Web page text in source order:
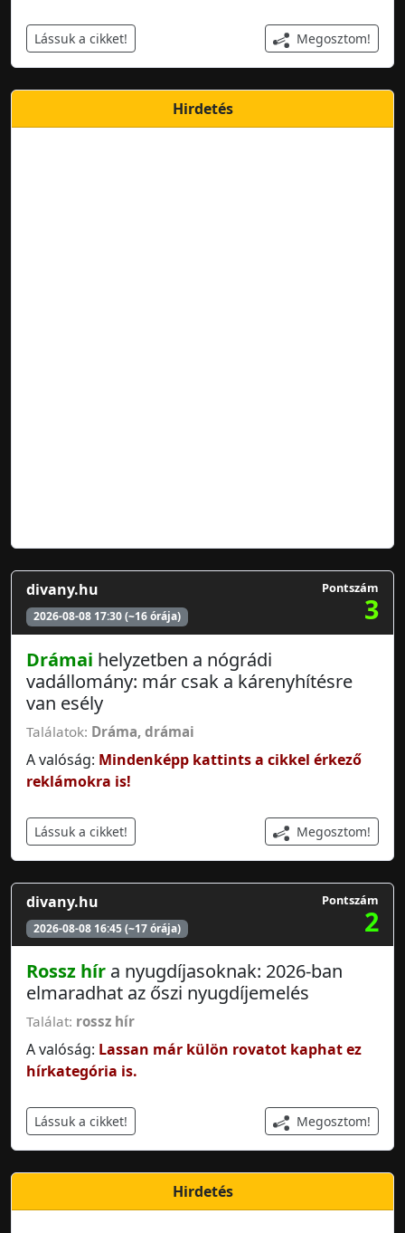
Lássuk a cikket! Megosztom!
Hirdetés
divany.hu
2026-08-08 17:30 (~16 órája)
Pontszám
3
Drámai helyzetben a nógrádi
vadállomány: már csak a kárenyhítésre
van esély
Találatok: Dráma, drámai
A valóság: Mindenképp kattints a cikkel érkező
reklámokra is!
Lássuk a cikket! Megosztom!
divany.hu
2026-08-08 16:45 (~17 órája)
Pontszám
2
Rossz hír a nyugdíjasoknak: 2026-ban
elmaradhat az őszi nyugdíjemelés
Találat: rossz hír
A valóság: Lassan már külön rovatot kaphat ez
hírkategória is.
Lássuk a cikket! Megosztom!
Hirdetés